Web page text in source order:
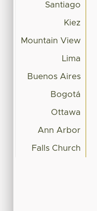
Santiago
Kiez
Mountain View
Lima
Buenos Aires
Bogotá
Ottawa
Ann Arbor
Falls Church